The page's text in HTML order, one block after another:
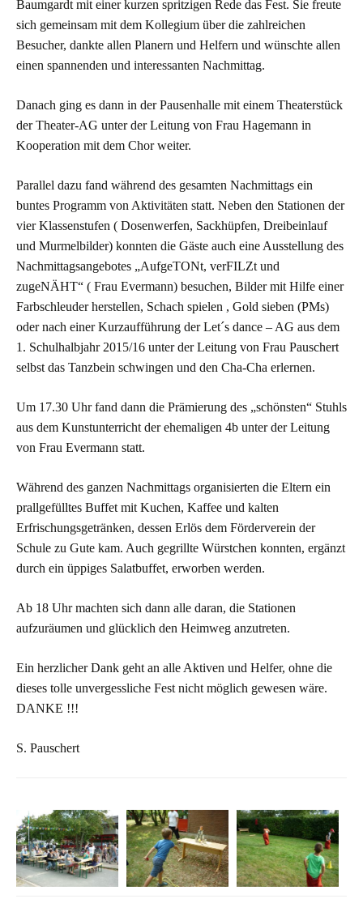
Baumgardt mit einer kurzen spritzigen Rede das Fest. Sie freute
sich gemeinsam mit dem Kollegium über die zahlreichen
Besucher, dankte allen Planern und Helfern und wünschte allen
einen spannenden und interessanten Nachmittag.
Danach ging es dann in der Pausenhalle mit einem Theaterstück
der Theater-AG unter der Leitung von Frau Hagemann in
Kooperation mit dem Chor weiter.
Parallel dazu fand während des gesamten Nachmittags ein
buntes Programm von Aktivitäten statt. Neben den Stationen der
vier Klassenstufen ( Dosenwerfen, Sackhüpfen, Dreibeinlauf
und Murmelbilder) konnten die Gäste auch eine Ausstellung des
Nachmittagsangebotes „AufgeTONt, verFILZt und
zugeNÄHT“ ( Frau Evermann) besuchen, Bilder mit Hilfe einer
Farbschleuder herstellen, Schach spielen , Gold sieben (PMs)
oder nach einer Kurzaufführung der Let´s dance – AG aus dem
1. Schulhalbjahr 2015/16 unter der Leitung von Frau Pauschert
selbst das Tanzbein schwingen und den Cha-Cha erlernen.
Um 17.30 Uhr fand dann die Prämierung des „schönsten“ Stuhls
aus dem Kunstunterricht der ehemaligen 4b unter der Leitung
von Frau Evermann statt.
Während des ganzen Nachmittags organisierten die Eltern ein
prallgefülltes Buffet mit Kuchen, Kaffee und kalten
Erfrischungsgetränken, dessen Erlös dem Förderverein der
Schule zu Gute kam. Auch gegrillte Würstchen konnten, ergänzt
durch ein üppiges Salatbuffet, erworben werden.
Ab 18 Uhr machten sich dann alle daran, die Stationen
aufzuräumen und glücklich den Heimweg anzutreten.
Ein herzlicher Dank geht an alle Aktiven und Helfer, ohne die
dieses tolle unvergessliche Fest nicht möglich gewesen wäre.
DANKE !!!
S. Pauschert